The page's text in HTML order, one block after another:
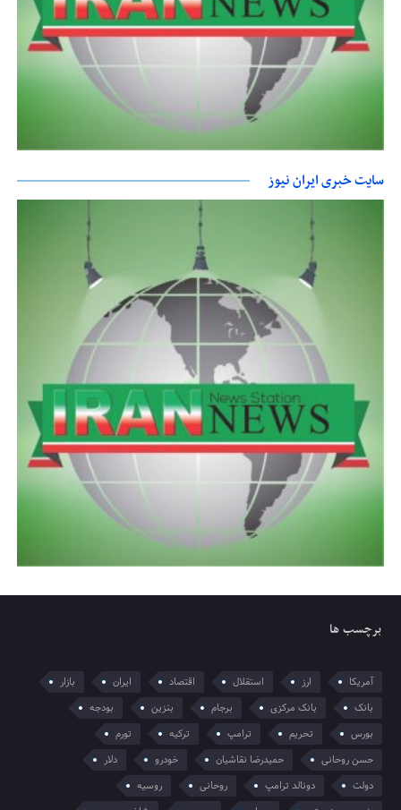
سایت خبری ایران نیوز
برچسب ها
آمریکا ارز استقلال اقتصاد ایران
بازار
بانک
بانک مرکزی برجام بنزین
بودجه
بورس
تحریم ترامپ ترکیه
تورم
حسن روحانی
حمیدرضا نقاشیان خودرو
دلار
دولت
دونالد ترامپ روحانی
روسیه